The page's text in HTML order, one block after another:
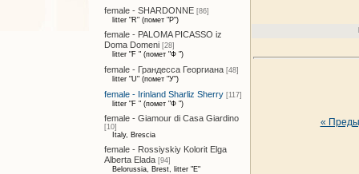
female - SHARDONNE [86]
litter "R" (помет "Р")
female - PALOMA PICASSO iz
Doma Domeni [28]
litter "F " (помет "Ф ")
female - Грандесса Георгиана [48]
litter "U" (помет "У")
female - Irinland Sharliz Sherry [117]
litter "F " (помет "Ф ")
female - Giamour di Casa Giardino
[10]
Italy, Brescia
female - Rossiyskiy Kolorit Elga
Alberta Elada [94]
Belorussia, Brest, litter "E"
«